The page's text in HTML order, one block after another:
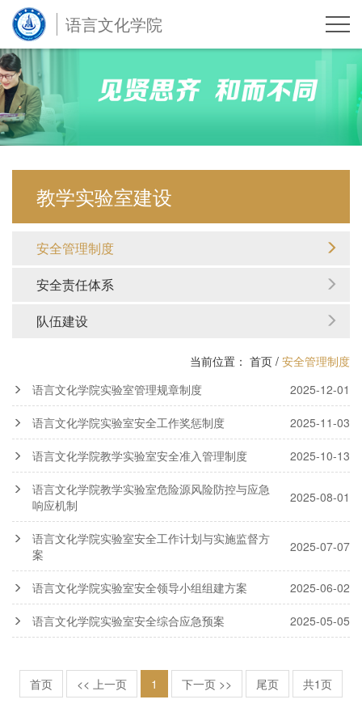
语言文化学院
教学实验室建设
安全管理制度
安全责任体系
队伍建设
当前位置： 首页 / 安全管理制度
语言文化学院实验室管理规章制度
2025-12-01
语言文化学院实验室安全工作奖惩制度 2025-11-03
语言文化学院教学实验室安全准入管理制度 2025-10-13
语言文化学院教学实验室危险源风险防控与应急
响应机制
2025-08-01
语言文化学院实验室安全工作计划与实施监督方
案
2025-07-07
语言文化学院实验室安全领导小组组建方案 2025-06-02
语言文化学院实验室安全综合应急预案 2025-05-05
首页 << 上一页 1 下一页 >> 尾页 共1页